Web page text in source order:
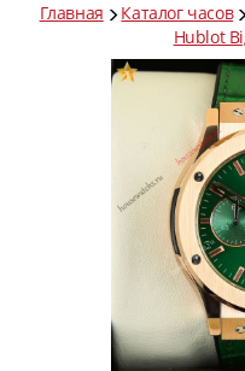
Главная Каталог часов
Hublot